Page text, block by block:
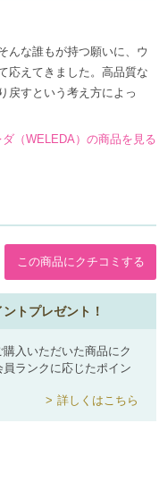
んな誰もが持つ願いに、ウ
応えてきました。高品質な
戻すという考え方によっ
ダ（WELEDA）の商品を見る
この商品にクチコミする
トプレゼント！
入いただいた商品にク
ランクに応じたポイン
詳しくはこちら